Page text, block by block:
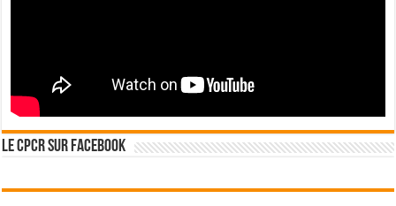
Le CPCR sur Facebook